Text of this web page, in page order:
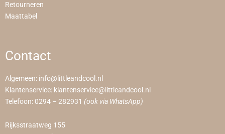
Retourneren
Maattabel
Contact
Algemeen: info@littleandcool.nl
Klantenservice: klantenservice@littleandcool.nl
Telefoon: 0294 – 282931 (ook via WhatsApp)
Rijksstraatweg 155